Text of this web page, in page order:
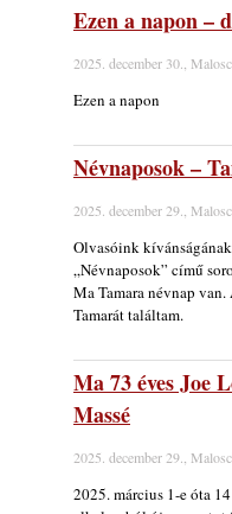
Ezen a napon –
2025. december 30.,
Ezen a napon
Névnaposok –
2025. december 29.,
Olvasóink
„Névnaposok” című
Ma Tamara névnap
Tamarát találtam.
Ma 73 éves Joe
Massé
2025. december 29.,
2025. március 1-e óta